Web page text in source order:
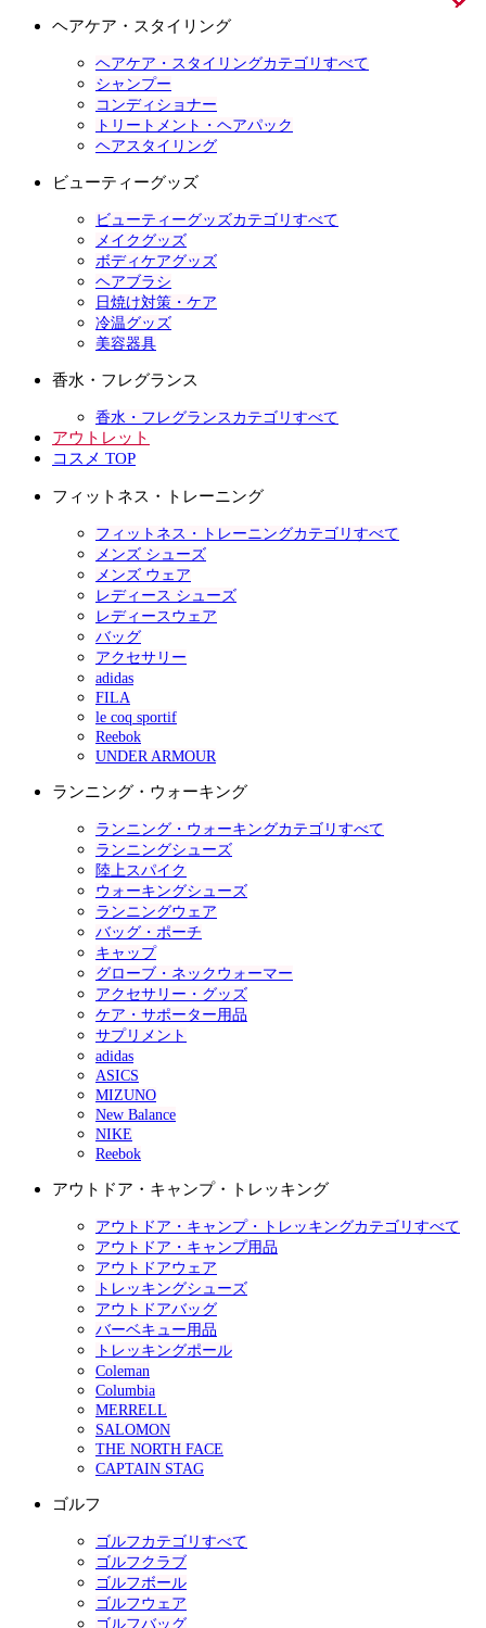
ヘアケア・スタイリング
ヘアケア・スタイリングカテゴリすべて
シャンプー
コンディショナー
トリートメント・ヘアパック
ヘアスタイリング
ビューティーグッズ
ビューティーグッズカテゴリすべて
メイクグッズ
ボディケアグッズ
ヘアブラシ
日焼け対策・ケア
冷温グッズ
美容器具
香水・フレグランス
香水・フレグランスカテゴリすべて
アウトレット
コスメ TOP
フィットネス・トレーニング
フィットネス・トレーニングカテゴリすべて
メンズ シューズ
メンズ ウェア
レディース シューズ
レディースウェア
バッグ
アクセサリー
adidas
FILA
le coq sportif
Reebok
UNDER ARMOUR
ランニング・ウォーキング
ランニング・ウォーキングカテゴリすべて
ランニングシューズ
陸上スパイク
ウォーキングシューズ
ランニングウェア
バッグ・ポーチ
キャップ
グローブ・ネックウォーマー
アクセサリー・グッズ
ケア・サポーター用品
サプリメント
adidas
ASICS
MIZUNO
New Balance
NIKE
Reebok
アウトドア・キャンプ・トレッキング
アウトドア・キャンプ・トレッキングカテゴリすべて
アウトドア・キャンプ用品
アウトドアウェア
トレッキングシューズ
アウトドアバッグ
バーベキュー用品
トレッキングポール
Coleman
Columbia
MERRELL
SALOMON
THE NORTH FACE
CAPTAIN STAG
ゴルフ
ゴルフカテゴリすべて
ゴルフクラブ
ゴルフボール
ゴルフウェア
ゴルフバッグ